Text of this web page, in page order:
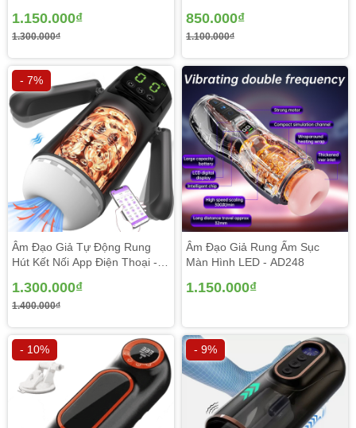
1.150.000₫
1.300.000₫
850.000₫
1.100.000₫
- 7%
Âm Đạo Giả Tự Động Rung
Hút Kết Nối App Điện Thoại -
1.300.000₫
1.400.000₫
Âm Đạo Giả Rung Ấm Sục
Màn Hình LED - AD248
1.150.000₫
- 10% - 9%